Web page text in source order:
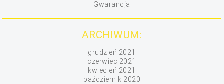
Gwarancja
ARCHIWUM:
grudzień 2021
czerwiec 2021
kwiecień 2021
październik 2020